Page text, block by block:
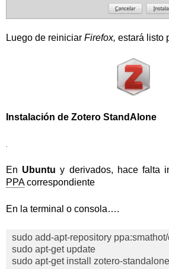
Luego de reiniciar Firefox, estará listo
Instalación de Zotero StandAlone
En Ubuntu y derivados, hace falta
PPAcorrespondiente
En la terminal o consola….
sudo add-apt-repository ppa:smathot/
sudo apt-get update
sudo apt-get install zotero-standalone